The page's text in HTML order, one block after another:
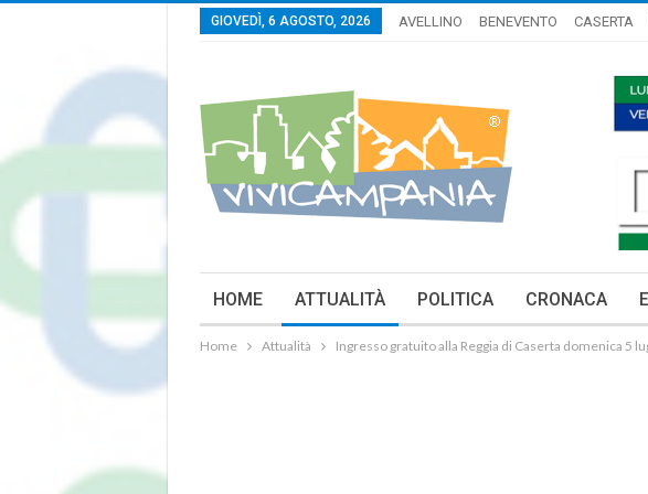
GIOVEDÌ, 6 AGOSTO, 2026 AVELLINO BENEVENTO CASERTA
HOME ATTUALITÀ POLITICA CRONACA
Home Attualità Ingresso gratuito alla Reggia di Caserta domenica 5